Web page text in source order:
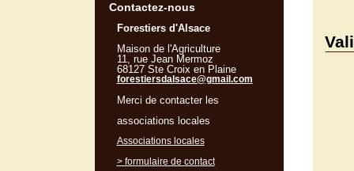
Contactez-nous
Forestiers d'Alsace
Maison de l'Agriculture
11, rue Jean Mermoz
68127 Ste Croix en Plaine
forestiersdalsace@gmail.com
Merci de contacter les
associations locales
Associations locales
> formulaire de contact